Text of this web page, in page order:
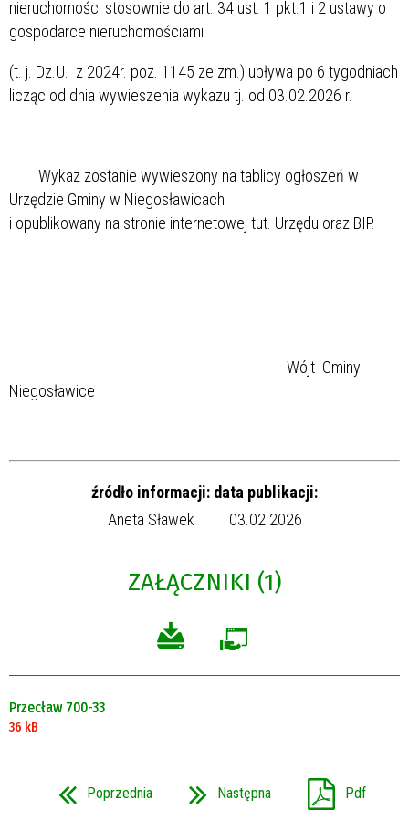
nieruchomości stosownie do art. 34 ust. 1 pkt.1 i 2 ustawy o
gospodarce nieruchomościami
(t. j. Dz.U. z 2024r. poz. 1145 ze zm.) upływa po 6 tygodniach
licząc od dnia wywieszenia wykazu tj. od 03.02.2026 r.
Wykaz zostanie wywieszony na tablicy ogłoszeń w
Urzędzie Gminy w Niegosławicach
i opublikowany na stronie internetowej tut. Urzędu oraz BIP.
Wójt Gminy
Niegosławice
źródło informacji: data publikacji:
Aneta Sławek
03.02.2026
ZAŁĄCZNIKI (1)
Przecław 700-33
36 kB
Poprzednia Następna Pdf